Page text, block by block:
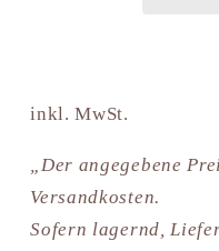
inkl. MwSt.
„Der angegebene
Versandkosten.
Sofern lagernd,